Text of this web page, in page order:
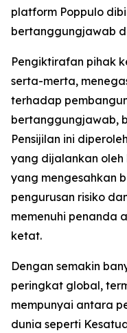
platform Poppulo
bertanggungjawab
Pengiktirafan pihak
serta-merta,
terhadap
bertanggungjawab,
Pensijilan ini
yang dijalankan
yang mengesahkan
pengurusan risiko
memenuhi penanda
ketat.
Dengan semakin
peringkat global,
mempunyai antara
dunia seperti